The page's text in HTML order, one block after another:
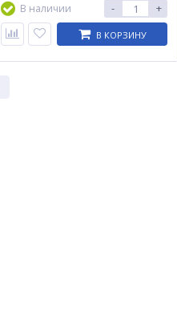
В наличии
- +
В КОРЗИНУ